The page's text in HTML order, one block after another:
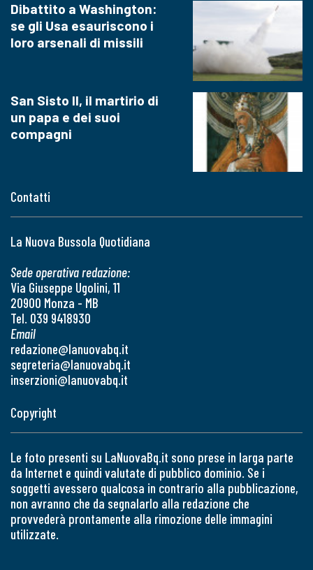
Contatti
La Nuova Bussola Quotidiana
Sede operativa redazione:
Via Giuseppe Ugolini, 11
20900 Monza - MB
Tel. 039 9418930
Email
redazione@lanuovabq.it
segreteria@lanuovabq.it
inserzioni@lanuovabq.it
Dibattito a Washington:
se gli Usa esauriscono i
loro arsenali di missili
San Sisto II, il martirio di
un papa e dei suoi
compagni
Copyright
Le foto presenti su LaNuovaBq.it sono prese in larga parte
da Internet e quindi valutate di pubblico dominio. Se i
soggetti avessero qualcosa in contrario alla pubblicazione,
non avranno che da segnalarlo alla redazione che
provvederà prontamente alla rimozione delle immagini
utilizzate.